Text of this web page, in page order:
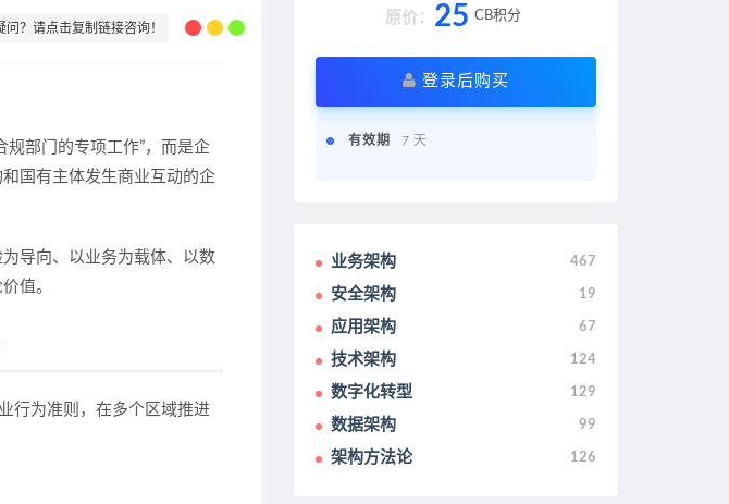
问？请点击复制链接咨询！
部门的专项工作”，而是企
国有主体发生商业互动的企
为导向、以业务为载体、以数
值。
行为准则，在多个区域推进
原价： 25 CB积分
登录后购买
有效期 7 天
业务架构 467
安全架构 19
应用架构 67
技术架构 124
数字化转型 129
数据架构 99
架构方法论 126